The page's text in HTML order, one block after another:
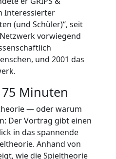
Interessierter
(und Schüler)“, seit
vorwiegend
und 2001 das
Minuten
— oder warum
Der Vortrag gibt einen
in das spannende
Anhand von
wie die Spieltheorie